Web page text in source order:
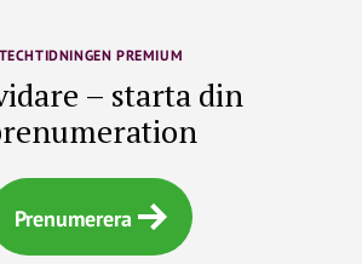
TECHTIDNINGEN PREMIUM
– starta din
Prenumerera